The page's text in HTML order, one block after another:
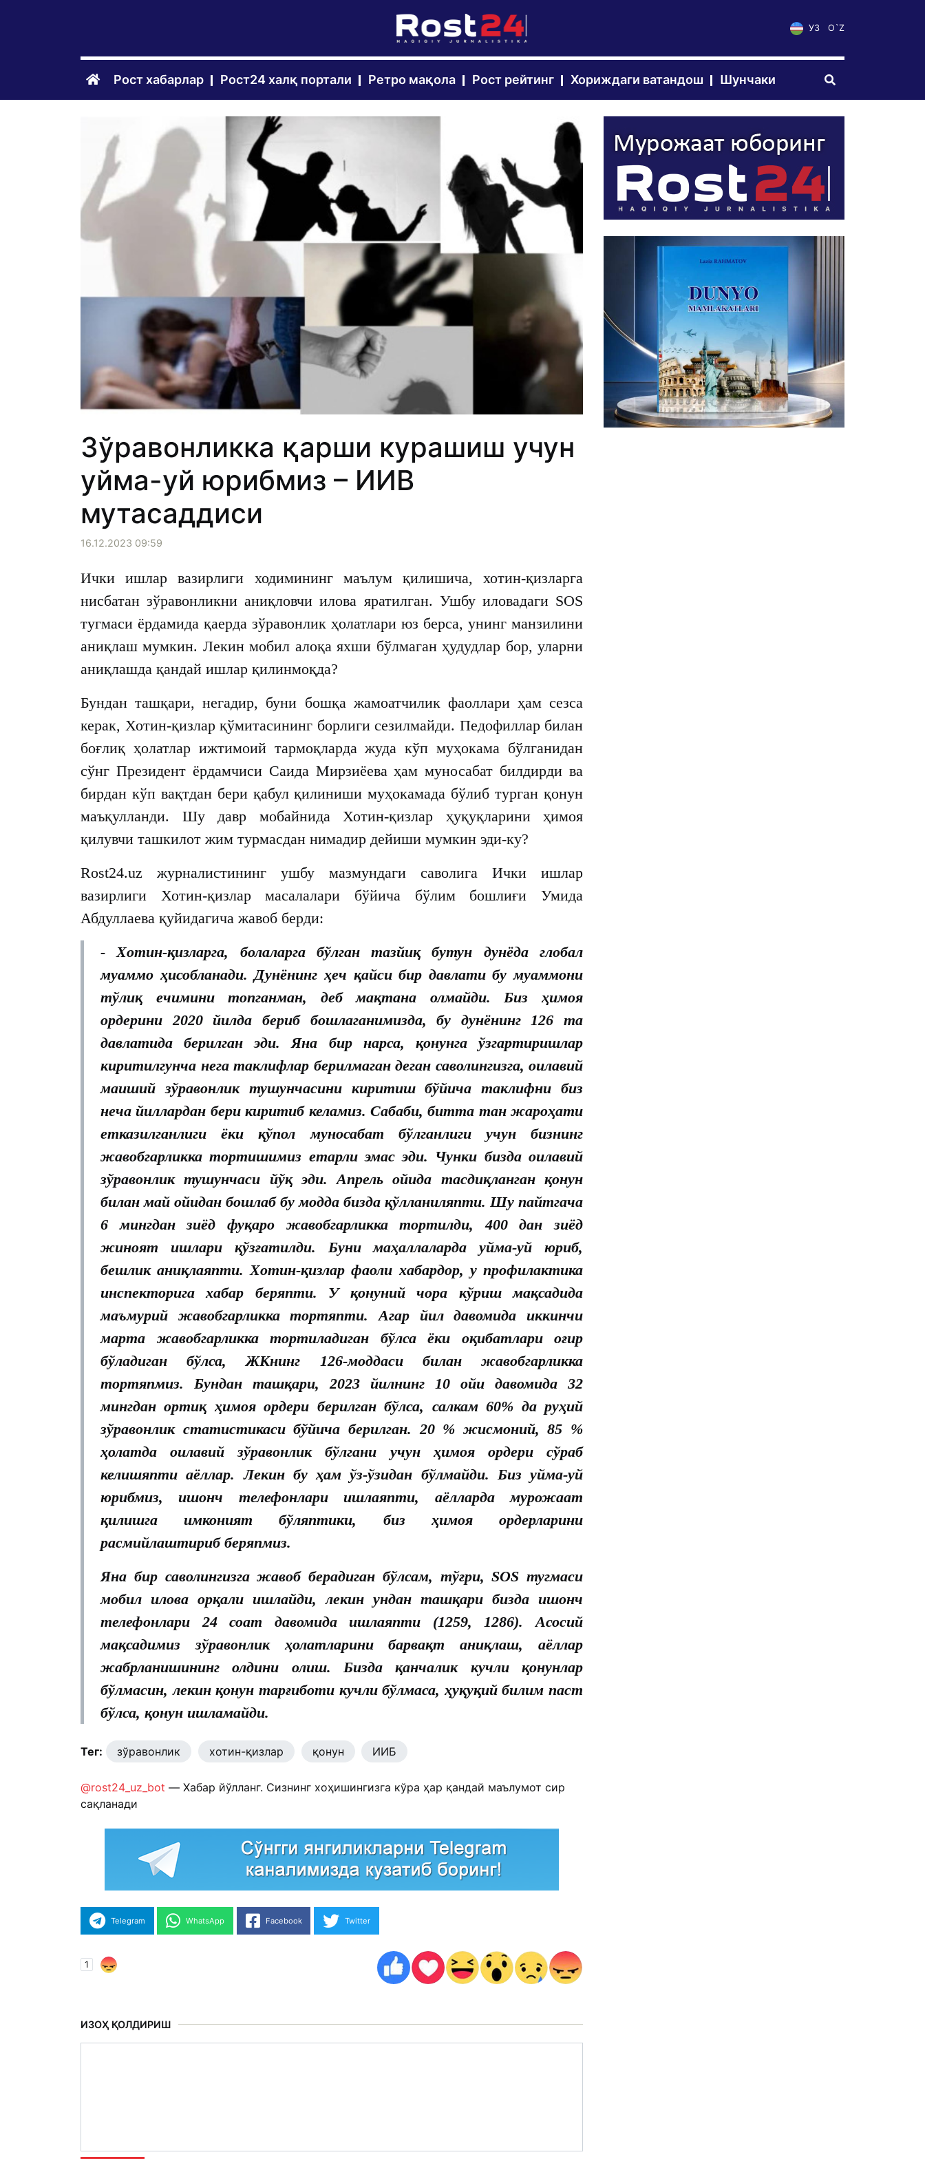
УЗ O`Z
Рост хабарлар Рост24 халқ портали Ретро мақола Рост рейтинг Хориждаги ватандош Шунчаки
Зўравонликка қарши курашиш учун
уйма-уй юрибмиз – ИИВ
мутасаддиси
16.12.2023 09:59
Ички ишлар вазирлиги ходимининг маълум қилишича, хотин-қизларга
нисбатан зўравонликни аниқловчи илова яратилган. Ушбу иловадаги SOS
тугмаси ёрдамида қаерда зўравонлик ҳолатлари юз берса, унинг манзилини
аниқлаш мумкин. Лекин мобил алоқа яхши бўлмаган ҳудудлар бор, уларни
аниқлашда қандай ишлар қилинмоқда?
Бундан ташқари, негадир, буни бошқа жамоатчилик фаоллари ҳам сезса
керак, Хотин-қизлар қўмитасининг борлиги сезилмайди. Педофиллар билан
боғлиқ ҳолатлар ижтимоий тармоқларда жуда кўп муҳокама бўлганидан
сўнг Президент ёрдамчиси Саида Мирзиёева ҳам муносабат билдирди ва
бирдан кўп вақтдан бери қабул қилиниши муҳокамада бўлиб турган қонун
маъқулланди. Шу давр мобайнида Хотин-қизлар ҳуқуқларини ҳимоя
қилувчи ташкилот жим турмасдан нимадир дейиши мумкин эди-ку?
Rost24.uz журналистининг ушбу мазмундаги саволига Ички ишлар
вазирлиги Хотин-қизлар масалалари бўйича бўлим бошлиғи Умида
Абдуллаева қуйидагича жавоб берди:
- Хотин-қизларга, болаларга бўлган тазйиқ бутун дунёда глобал
муаммо ҳисобланади. Дунёнинг ҳеч қайси бир давлати бу муаммони
тўлиқ ечимини топганман, деб мақтана олмайди. Биз ҳимоя
ордерини 2020 йилда бериб бошлаганимизда, бу дунёнинг 126 та
давлатида берилган эди. Яна бир нарса, қонунга ўзгартиришлар
киритилгунча нега таклифлар берилмаган деган саволингизга, оилавий
маиший зўравонлик тушунчасини киритиш бўйича таклифни биз
неча йиллардан бери киритиб келамиз. Сабаби, битта тан жароҳати
етказилганлиги ёки қўпол муносабат бўлганлиги учун бизнинг
жавобгарликка тортишимиз етарли эмас эди. Чунки бизда оилавий
зўравонлик тушунчаси йўқ эди. Апрель ойида тасдиқланган қонун
билан май ойидан бошлаб бу модда бизда қўлланиляпти. Шу пайтгача
6 мингдан зиёд фуқаро жавобгарликка тортилди, 400 дан зиёд
жиноят ишлари қўзғатилди. Буни маҳаллаларда уйма-уй юриб,
бешлик аниқлаяпти. Хотин-қизлар фаоли хабардор, у профилактика
инспекторига хабар беряпти. У қонуний чора кўриш мақсадида
маъмурий жавобгарликка тортяпти. Агар йил давомида иккинчи
марта жавобгарликка тортиладиган бўлса ёки оқибатлари оғир
бўладиган бўлса, ЖКнинг 126-моддаси билан жавобгарликка
тортяпмиз. Бундан ташқари, 2023 йилнинг 10 ойи давомида 32
мингдан ортиқ ҳимоя ордери берилган бўлса, салкам 60% да руҳий
зўравонлик статистикаси бўйича берилган. 20 % жисмоний, 85 %
ҳолатда оилавий зўравонлик бўлгани учун ҳимоя ордери сўраб
келишяпти аёллар. Лекин бу ҳам ўз-ўзидан бўлмайди. Биз уйма-уй
юрибмиз, ишонч телефонлари ишлаяпти, аёлларда мурожаат
қилишга имконият бўляптики, биз ҳимоя ордерларини
расмийлаштириб беряпмиз.
Яна бир саволингизга жавоб берадиган бўлсам, тўғри, SOS тугмаси
мобил илова орқали ишлайди, лекин ундан ташқари бизда ишонч
телефонлари 24 соат давомида ишлаяпти (1259, 1286). Асосий
мақсадимиз зўравонлик ҳолатларини барвақт аниқлаш, аёллар
жабрланишининг олдини олиш. Бизда қанчалик кучли қонунлар
бўлмасин, лекин қонун тарғиботи кучли бўлмаса, ҳуқуқий билим паст
бўлса, қонун ишламайди.
Тег: зўравонлик хотин-қизлар қонун ИИБ
@rost24_uz_bot — Хабар йўлланг. Сизнинг хоҳишингизга кўра ҳар қандай маълумот сир
сақланади
Telegram WhatsApp Facebook Twitter
1
ИЗОҲ ҚОЛДИРИШ